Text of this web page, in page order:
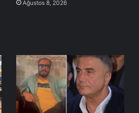
Ağustos 8, 2026